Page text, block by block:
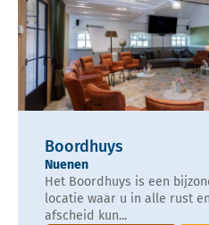
Boordhuys
Nuenen
Het Boordhuys is een
locatie waar u in alle rust
afscheid kun...